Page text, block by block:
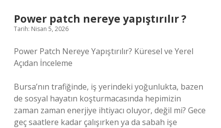
Power patch nereye yapıştırılır ?
Tarih: Nisan 5, 2026
Power Patch Nereye Yapıştırılır? Küresel ve Yerel
Açıdan İnceleme
Bursa’nın trafiğinde, iş yerindeki yoğunlukta, bazen
de sosyal hayatın koşturmacasında hepimizin
zaman zaman enerjiye ihtiyacı oluyor, değil mi? Gece
geç saatlere kadar çalışırken ya da sabah işe